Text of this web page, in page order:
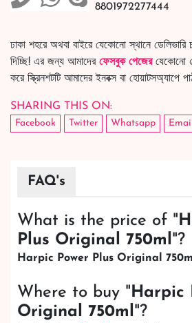
8801972277444
ঢাকা শহরে অথবা বাইরে যেকোনো স্থানে ডেলিভারি
দিচ্ছি! এর জন্য আমাদের ফেসবুক পেজেরযেকোনো
করে স্ক্রিনশটটি আমাদের ইনবক্স বা হোয়াটসঅ্যাপে
SHARING THIS ON:
Facebook Twitter Whatsapp Email
FAQ's
What is the price of "
Plus Original 750ml "?
Harpic Power Plus Original 750ml
Where to buy " Harpic
Original 750ml "?